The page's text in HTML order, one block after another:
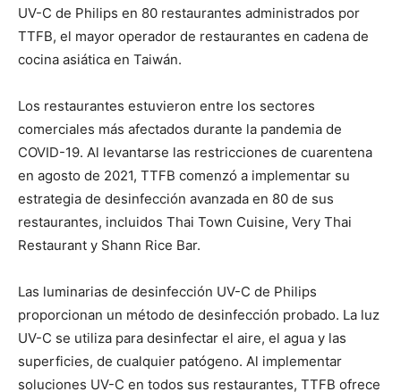
UV-C de Philips en 80 restaurantes administrados por
TTFB, el mayor operador de restaurantes en cadena de
cocina asiática en Taiwán.
Los restaurantes estuvieron entre los sectores
comerciales más afectados durante la pandemia de
COVID-19. Al levantarse las restricciones de cuarentena
en agosto de 2021, TTFB comenzó a implementar su
estrategia de desinfección avanzada en 80 de sus
restaurantes, incluidos Thai Town Cuisine, Very Thai
Restaurant y Shann Rice Bar.
Las luminarias de desinfección UV-C de Philips
proporcionan un método de desinfección probado. La luz
UV-C se utiliza para desinfectar el aire, el agua y las
superficies, de cualquier patógeno. Al implementar
soluciones UV-C en todos sus restaurantes, TTFB ofrece